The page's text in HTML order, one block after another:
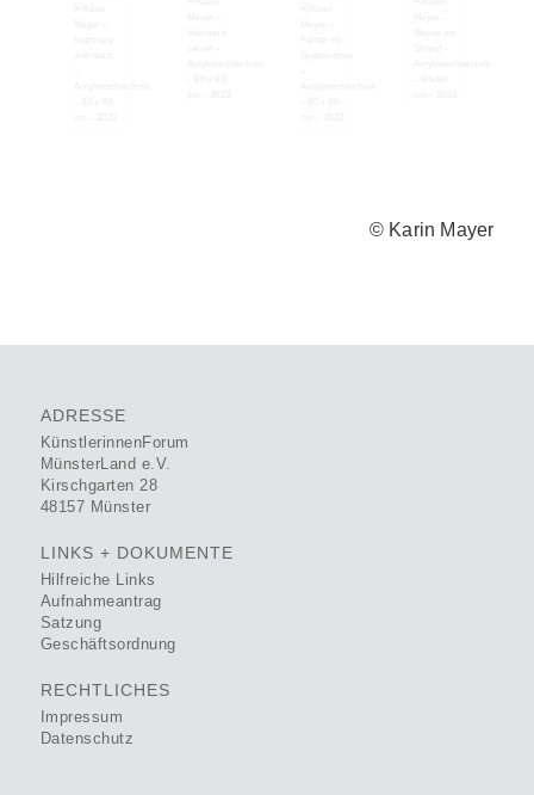
© Karin Mayer
ADRESSE
KünstlerinnenForum
MünsterLand e.V.
Kirschgarten 28
48157 Münster
LINKS + DOKUMENTE
Hilfreiche Links
Aufnahmeantrag
Satzung
Geschäftsordnung
RECHTLICHES
Impressum
Datenschutz